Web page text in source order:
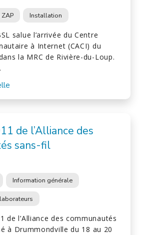
Installation
salue l’arrivée du Centre
à Internet (CACI) du
la MRC de Rivière-du-Loup.
de l’Alliance des
sans-fil
Information générale
de l’Alliance des communautés
à Drummondville du 18 au 20